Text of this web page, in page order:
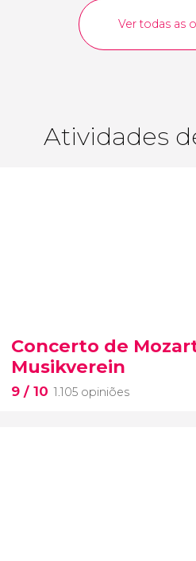
Ver todas as
Atividades
Concerto de
Musikverein
9 / 10 1.105 opiniões